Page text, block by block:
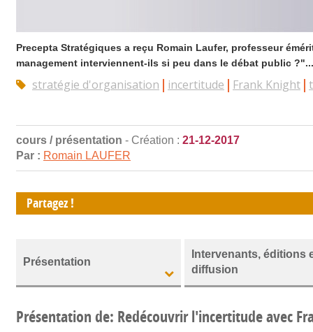
Precepta Stratégiques a reçu Romain Laufer, professeur
management interviennent-ils si peu dans le débat public ?"...
stratégie d'organisation incertitude Frank Knight
cours / présentation - Création : 21-12-2017
Par : Romain LAUFER
Partagez !
Présentation
Intervenants, éditions
diffusion
Présentation de: Redécouvrir l'incertitude avec